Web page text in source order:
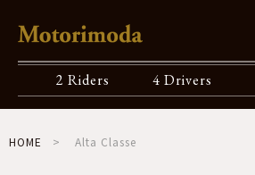
2 Riders 4 Drivers
HOME Alta Classe